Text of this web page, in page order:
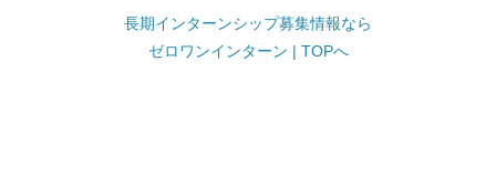
長期インターンシップ募集情報なら
ゼロワンインターン | TOPへ